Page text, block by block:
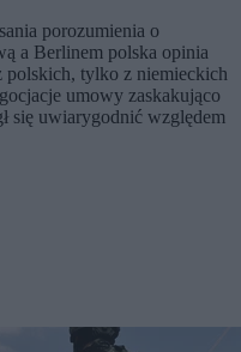
porozumienia o
a Berlinem polska opinia
polskich, tylko z niemieckich
umowy zaskakująco
się uwiarygodnić względem